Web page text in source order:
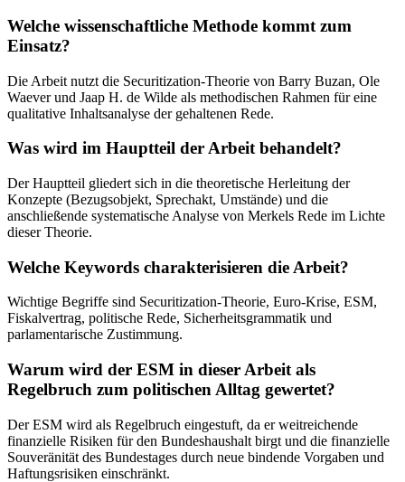
Welche wissenschaftliche Methode kommt zum
Einsatz?
Die Arbeit nutzt die Securitization-Theorie von Barry Buzan, Ole
Waever und Jaap H. de Wilde als methodischen Rahmen für eine
qualitative Inhaltsanalyse der gehaltenen Rede.
Was wird im Hauptteil der Arbeit behandelt?
Der Hauptteil gliedert sich in die theoretische Herleitung der
Konzepte (Bezugsobjekt, Sprechakt, Umstände) und die
anschließende systematische Analyse von Merkels Rede im Lichte
dieser Theorie.
Welche Keywords charakterisieren die Arbeit?
Wichtige Begriffe sind Securitization-Theorie, Euro-Krise, ESM,
Fiskalvertrag, politische Rede, Sicherheitsgrammatik und
parlamentarische Zustimmung.
Warum wird der ESM in dieser Arbeit als
Regelbruch zum politischen Alltag gewertet?
Der ESM wird als Regelbruch eingestuft, da er weitreichende
finanzielle Risiken für den Bundeshaushalt birgt und die finanzielle
Souveränität des Bundestages durch neue bindende Vorgaben und
Haftungsrisiken einschränkt.